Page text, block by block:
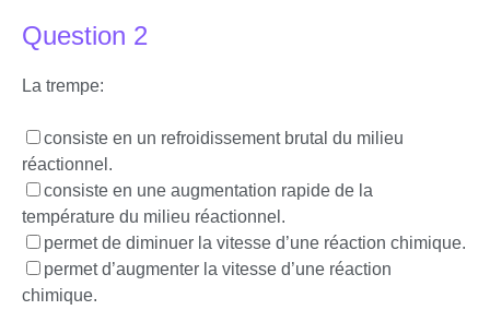
Question 2
La trempe:
consiste en un refroidissement brutal du milieu
réactionnel.
consiste en une augmentation rapide de la
température du milieu réactionnel.
permet de diminuer la vitesse d’une réaction chimique.
permet d’augmenter la vitesse d’une réaction
chimique.